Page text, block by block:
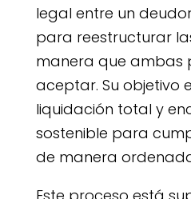
legal entre un
para reestructurar
manera que ambas
aceptar. Su objetivo
liquidación total y
sostenible para
de manera